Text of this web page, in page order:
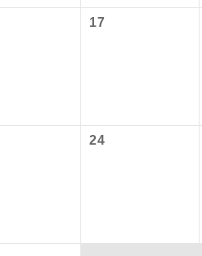
17
24
2歳以上12歳未満）9,560円
にご案内いたします。
2歳以上12歳未満）1,000円、
は、当社予約センターまで連絡
するコースです。